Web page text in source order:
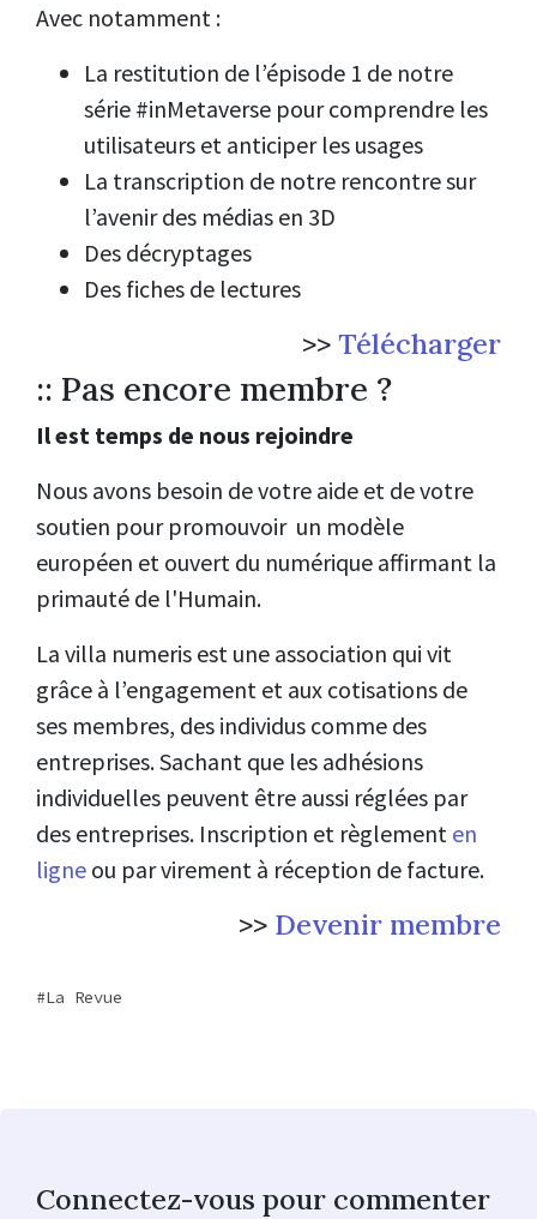
Avec notamment :
La restitution de l’épisode 1 de notre
série #inMetaverse pour comprendre les
utilisateurs et anticiper les usages
La transcription de notre rencontre sur
l’avenir des médias en 3D
Des décryptages
Des fiches de lectures
>> Télécharger
:: Pas encore membre ?
Il est temps de nous rejoindre
Nous avons besoin de votre aide et de votre
soutien pour promouvoir un modèle
européen et ouvert du numérique affirmant la
primauté de l'Humain.
La villa numeris est une association qui vit
grâce à l’engagement et aux cotisations de
ses membres, des individus comme des
entreprises. Sachant que les adhésions
individuelles peuvent être aussi réglées par
des entreprises. Inscription et règlement en
ligne ou par virement à réception de facture.
>> Devenir membre
La Revue
Connectez-vous pour commenter